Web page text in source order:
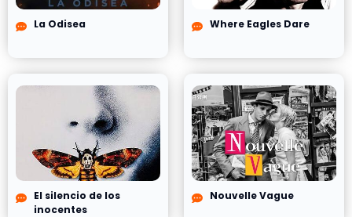
La Odisea Where Eagles Dare
El silencio de los
inocentes
Nouvelle Vague